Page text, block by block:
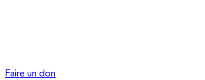
Faire un don